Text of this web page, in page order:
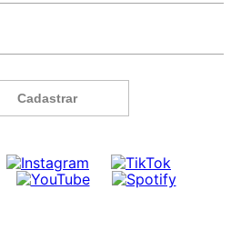
Cadastrar